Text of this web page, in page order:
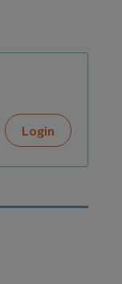
Login